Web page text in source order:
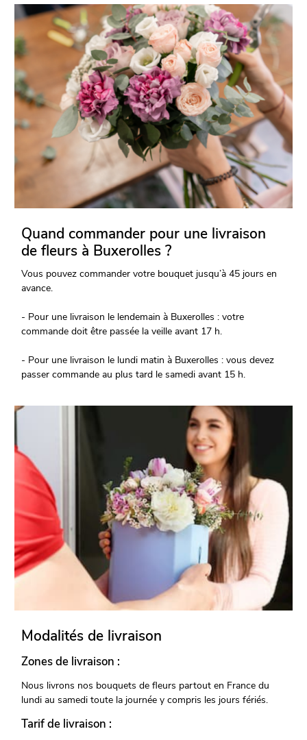
Quand commander pour une livraison
de fleurs à Buxerolles ?
Vous pouvez commander votre bouquet jusqu’à 45 jours en
avance.
- Pour une livraison le lendemain à Buxerolles : votre
commande doit être passée la veille avant 17 h.
- Pour une livraison le lundi matin à Buxerolles : vous devez
passer commande au plus tard le samedi avant 15 h.
Modalités de livraison
Zones de livraison :
Nous livrons nos bouquets de fleurs partout en France du
lundi au samedi toute la journée y compris les jours fériés.
Tarif de livraison :